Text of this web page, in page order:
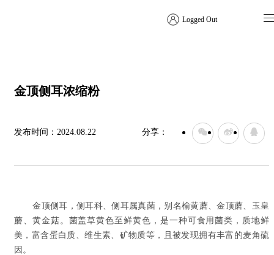
Logged Out
金顶侧耳浓缩粉
发布时间： 2024.08.22 分享：
金顶侧耳，侧耳科、侧耳属真菌，别名榆黄蘑、金顶蘑、玉皇
蘑、黄金菇。菌盖草黄色至鲜黄色，是一种可食用菌类，质地鲜
美，富含蛋白质、维生素、矿物质等，且被发现拥有丰富的麦角硫
因。